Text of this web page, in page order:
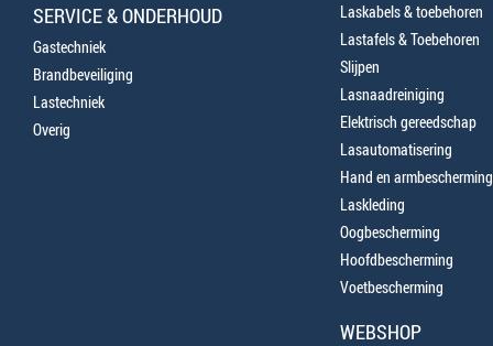
SERVICE & ONDERHOUD
Gastechniek
Brandbeveiliging
Lastechniek
Overig
Laskabels & toebehoren
Lastafels & Toebehoren
Slijpen
Lasnaadreiniging
Elektrisch gereedschap
Lasautomatisering
Hand en armbescherming
Laskleding
Oogbescherming
Hoofdbescherming
Voetbescherming
WEBSHOP